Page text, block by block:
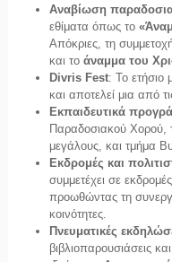
Αναβίωση
εθίματα όπως το
Απόκριες, τη
και το άναμμα του
Divris Fest: Το ετήσιο
και αποτελεί μια από
Εκπαιδευτικά
Παραδοσιακού Χορού,
μεγάλους, και τμήμα
Εκδρομές και
συμμετέχει σε
προωθώντας τη
κοινότητες.
Πνευματικές
βιβλιοπαρουσιάσεις